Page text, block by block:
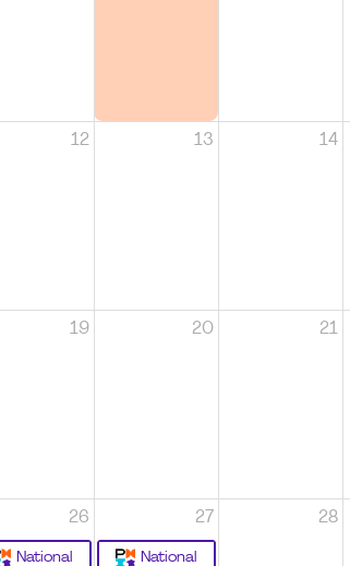
12 13 14
19 20 21
26
National
27
National
28